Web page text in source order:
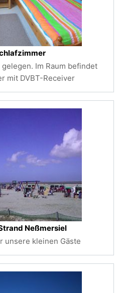
Im Raum befindet
mit DVBT-Receiver
Neßmersiel
unsere kleinen Gäste